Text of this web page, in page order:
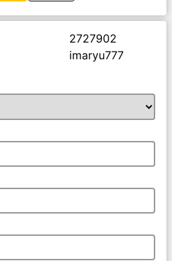
2727902
imaryu777